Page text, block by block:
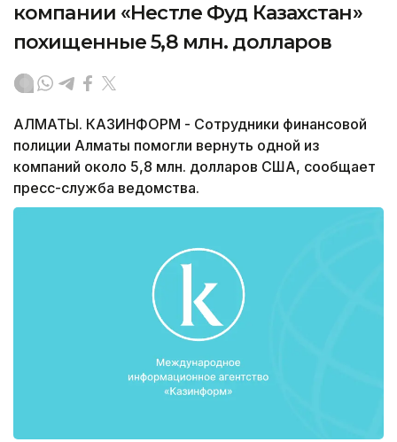
компании «Нестле Фуд Казахстан»
похищенные 5,8 млн. долларов
АЛМАТЫ. КАЗИНФОРМ - Сотрудники финансовой
полиции Алматы помогли вернуть одной из
компаний около 5,8 млн. долларов США, сообщает
пресс-служба ведомства.